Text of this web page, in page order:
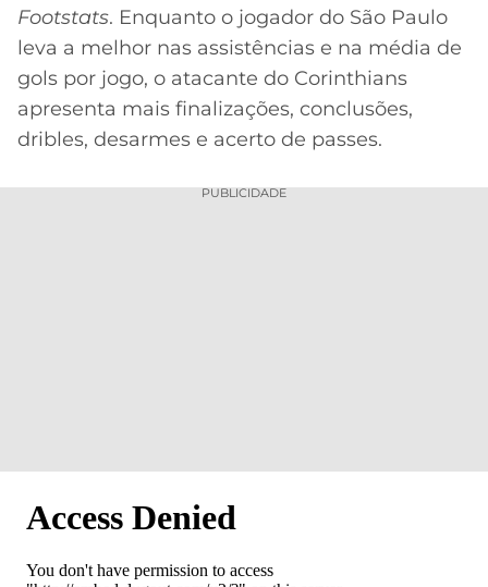
Footstats. Enquanto o jogador do São Paulo
leva a melhor nas assistências e na média de
gols por jogo, o atacante do Corinthians
apresenta mais finalizações, conclusões,
dribles, desarmes e acerto de passes.
PUBLICIDADE